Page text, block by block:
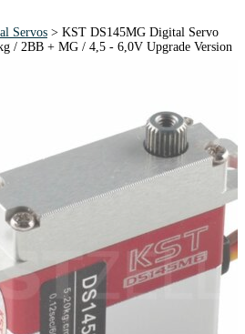
Servos > KST DS145MG Digital Servo
/ 2BB + MG / 4,5 - 6,0V Upgrade Version